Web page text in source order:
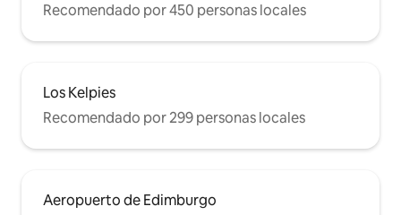
Recomendado por 450 personas locales
Los Kelpies
Recomendado por 299 personas locales
Aeropuerto de Edimburgo